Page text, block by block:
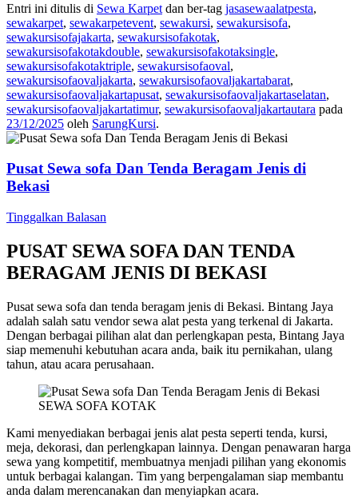
Entri ini ditulis di Sewa Karpet dan ber-tag jasasewaalatpesta,
sewakarpet, sewakarpetevent, sewakursi, sewakursisofa,
sewakursisofajakarta, sewakursisofakotak,
sewakursisofakotakdouble, sewakursisofakotaksingle,
sewakursisofakotaktriple, sewakursisofaoval,
sewakursisofaovaljakarta, sewakursisofaovaljakartabarat,
sewakursisofaovaljakartapusat, sewakursisofaovaljakartaselatan,
sewakursisofaovaljakartatimur, sewakursisofaovaljakartautara pada
23/12/2025 oleh SarungKursi.
Pusat Sewa sofa Dan Tenda Beragam Jenis di
Bekasi
Tinggalkan Balasan
PUSAT SEWA SOFA DAN TENDA
BERAGAM JENIS DI BEKASI
Pusat sewa sofa dan tenda beragam jenis di Bekasi. Bintang Jaya
adalah salah satu vendor sewa alat pesta yang terkenal di Jakarta.
Dengan berbagai pilihan alat dan perlengkapan pesta, Bintang Jaya
siap memenuhi kebutuhan acara anda, baik itu pernikahan, ulang
tahun, atau acara perusahaan.
SEWA SOFA KOTAK
Kami menyediakan berbagai jenis alat pesta seperti tenda, kursi,
meja, dekorasi, dan perlengkapan lainnya. Dengan penawaran harga
sewa yang kompetitif, membuatnya menjadi pilihan yang ekonomis
untuk berbagai kalangan. Tim yang berpengalaman siap membantu
anda dalam merencanakan dan menyiapkan acara.